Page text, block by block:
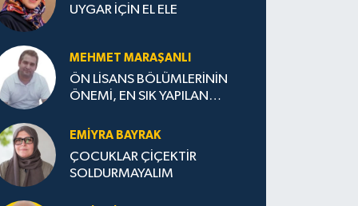
UYGAR İÇİN EL ELE
MEHMET MARAŞANLI
ÖN LİSANS BÖLÜMLERİNİN
ÖNEMİ, EN SIK YAPILAN
STRATEJİLERİ
EMIYRA BAYRAK
ÇOCUKLAR ÇİÇEKTİR
SOLDURMAYALIM